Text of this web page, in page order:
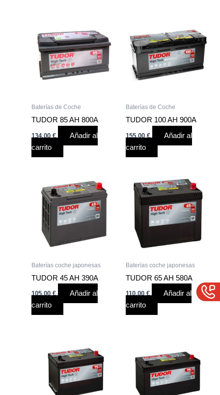
Baterías de Coche
TUDOR 85 AH 800A
134,00 €
Añadir al
carrito
Baterías de Coche
TUDOR 100 AH 900A
155,00 €
Añadir al
carrito
Baterías coche japonesas
TUDOR 45 AH 390A
105,00€
Añadir al
carrito
Baterías coche japonesas
TUDOR 65 AH 580A
110,00€
Añadir al
carrito